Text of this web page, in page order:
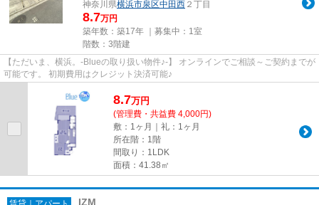
神奈川県横浜市泉区中田西 ２丁目
8.7万円
築年数：築17年 ｜募集中： 1室
階数：3階建
【ただいま、横浜。-Blueの取り扱い物件♪-】 オンラインでご相談～ご契約までが
可能です。 初期費用はクレジット決済可能♪
8.7万円
(管理費・共益費 4,000円)
敷：1ヶ月｜礼：1ヶ月
所在階：1階
間取り：1LDK
面積：41.38㎡
IZM